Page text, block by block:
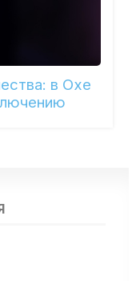
в Охе